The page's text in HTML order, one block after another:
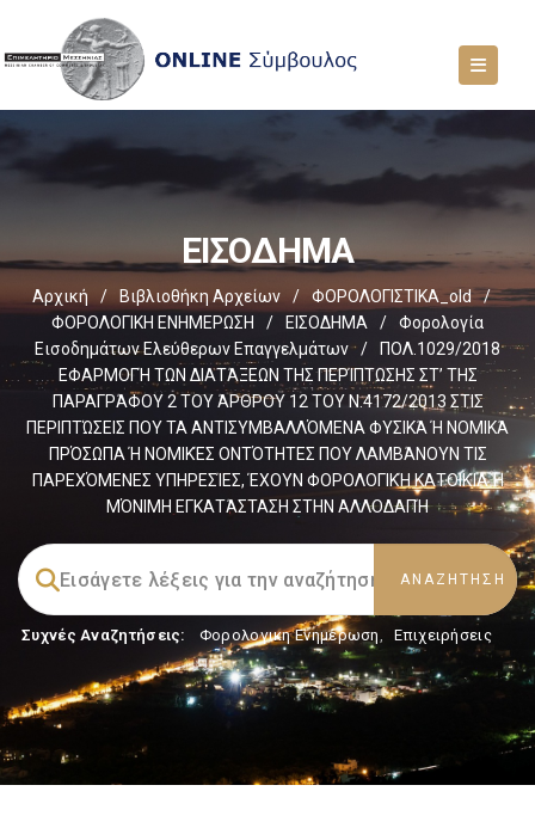
ΕΙΣΟΔΗΜΑ
Αρχική / Βιβλιοθήκη Αρχείων / ΦΟΡΟΛΟΓΙΣΤΙΚΑ_old
/
ΦΟΡΟΛΟΓΙΚΗ ΕΝΗΜΕΡΩΣΗ
/ ΕΙΣΟΔΗΜΑ /
Φορολογία
Εισοδημάτων Ελεύθερων Επαγγελμάτων
/
ΠΟΛ.1029/2018
ΕΦΑΡΜΟΓΉ ΤΩΝ ΔΙΑΤΆΞΕΩΝ ΤΗΣ ΠΕΡΊΠΤΩΣΗΣ ΣΤ’ ΤΗΣ
ΠΑΡΑΓΡΆΦΟΥ 2 ΤΟΥ ΆΡΘΡΟΥ 12 ΤΟΥ Ν.4172/2013 ΣΤΙΣ
ΠΕΡΙΠΤΏΣΕΙΣ ΠΟΥ ΤΑ ΑΝΤΙΣΥΜΒΑΛΛΌΜΕΝΑ ΦΥΣΙΚΆ Ή ΝΟΜΙΚΆ
ΠΡΌΣΩΠΑ Ή ΝΟΜΙΚΈΣ ΟΝΤΌΤΗΤΕΣ ΠΟΥ ΛΑΜΒΆΝΟΥΝ ΤΙΣ
ΠΑΡΕΧΌΜΕΝΕΣ ΥΠΗΡΕΣΊΕΣ, ΈΧΟΥΝ ΦΟΡΟΛΟΓΙΚΉ ΚΑΤΟΙΚΊΑ Ή
ΜΌΝΙΜΗ ΕΓΚΑΤΆΣΤΑΣΗ ΣΤΗΝ ΑΛΛΟΔΑΠΉ
Συχνές Αναζητήσεις: Φορολογικη Ενημέρωση, Επιχειρήσεις